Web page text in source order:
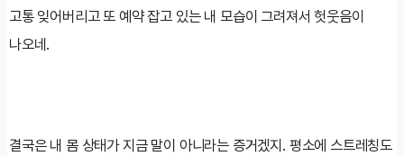
고통 잊어버리고 또 예약 잡고 있는 내 모습이 그려져서 헛웃음이
나오네.
결국은 내 몸 상태가 지금 말이 아니라는 증거겠지. 평소에 스트레칭도